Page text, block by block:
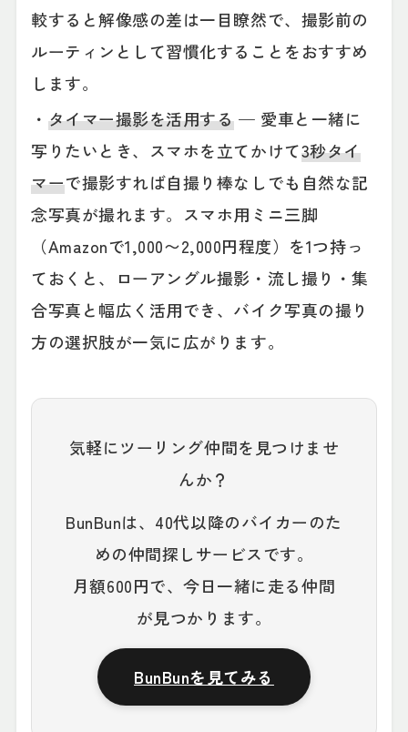
較すると解像感の差は一目瞭然で、撮影前の
ルーティンとして習慣化することをおすすめ
します。
・ タイマー撮影を活用する— 愛車と一緒に
写りたいとき、スマホを立てかけて3秒タイ
マーで撮影すれば自撮り棒なしでも自然な記
念写真が撮れます。スマホ用ミニ三脚
（Amazonで1,000〜2,000円程度）を1つ持っ
ておくと、ローアングル撮影・流し撮り・集
合写真と幅広く活用でき、バイク写真の撮り
方の選択肢が一気に広がります。
気軽にツーリング仲間を見つけませ
んか？
BunBunは、40代以降のバイカーのた
めの仲間探しサービスです。
月額600円で、今日一緒に走る仲間
が見つかります。
BunBunを見てみる